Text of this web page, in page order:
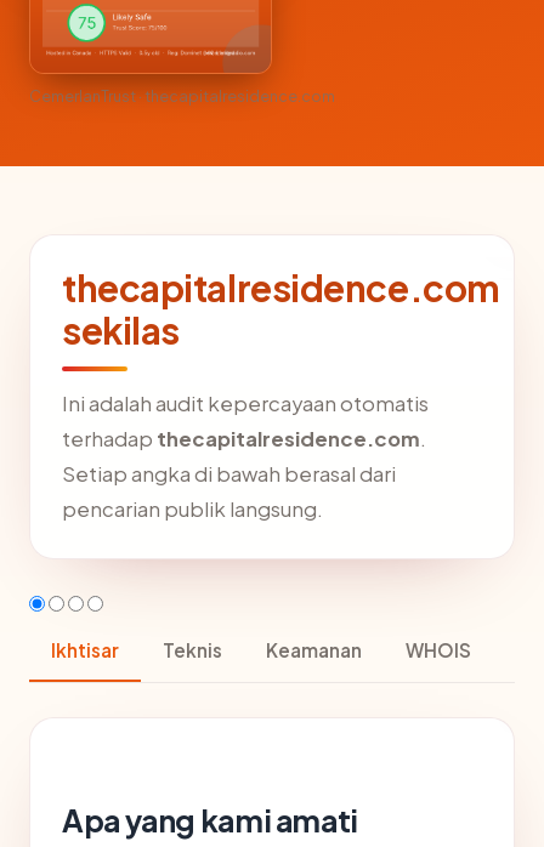
CemerlanTrust · thecapitalresidence.com
thecapitalresidence.com
sekilas
Ini adalah audit kepercayaan otomatis
terhadap thecapitalresidence.com.
Setiap angka di bawah berasal dari
pencarian publik langsung.
Ikhtisar Teknis Keamanan WHOIS
Apa yang kami amati